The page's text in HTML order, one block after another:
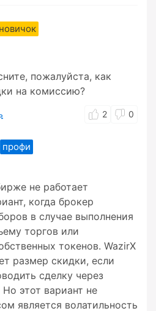
новичок
пожалуйста, как
на комиссию?
2 0
профи
не работает
когда брокер
в случае выполнения
торгов или
токенов. WazirX
размер скидки, если
сделку через
этот вариант не
является волатильность